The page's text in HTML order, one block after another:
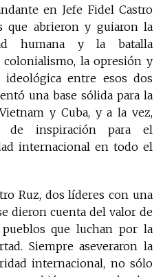
en Jefe Fidel Castro
que abrieron y guiaron la
humana y la batalla
la opresión y
ideológica entre esos dos
una base sólida para la
y Cuba, y a la vez,
de inspiración para el
internacional en todo el
Ruz, dos líderes con una
dieron cuenta del valor de
que luchan por la
Siempre aseveraron la
internacional, no sólo